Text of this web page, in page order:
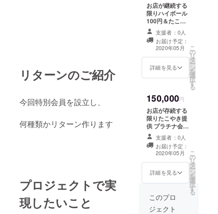
リターンのご紹介
今回特別会員を設立し、
何種類かリターン作ります
プロジェクトで実
現したいこと
お店が継続する
限りハイボール
100円＆たこや
き300円 シル
バー会員権を郵
送するのでアド
レスと住所をお
書きください
支援者：0人
お届け予定：
2020年05月
詳細を見る
こ
の
リ
タ
ー
ン
を
選
択
す
る
150,000円
お店が存続する
限りたこやき提
供 プラチナ会員
権を郵送するの
でアドレスと住
所をお書きくだ
さい
支援者：0人
お届け予定：
2020年05月
詳細を見る
こ
の
リ
タ
ー
ン
を
選
択
す
る
このプロ
ジェクト